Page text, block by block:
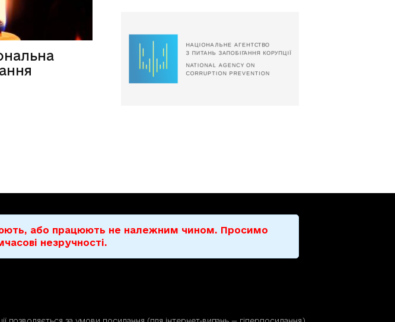
або працюють не належним чином. Просимо
незручності.
дозволяється за умови посилання (для iнтернет-видань — гiперпосилання)